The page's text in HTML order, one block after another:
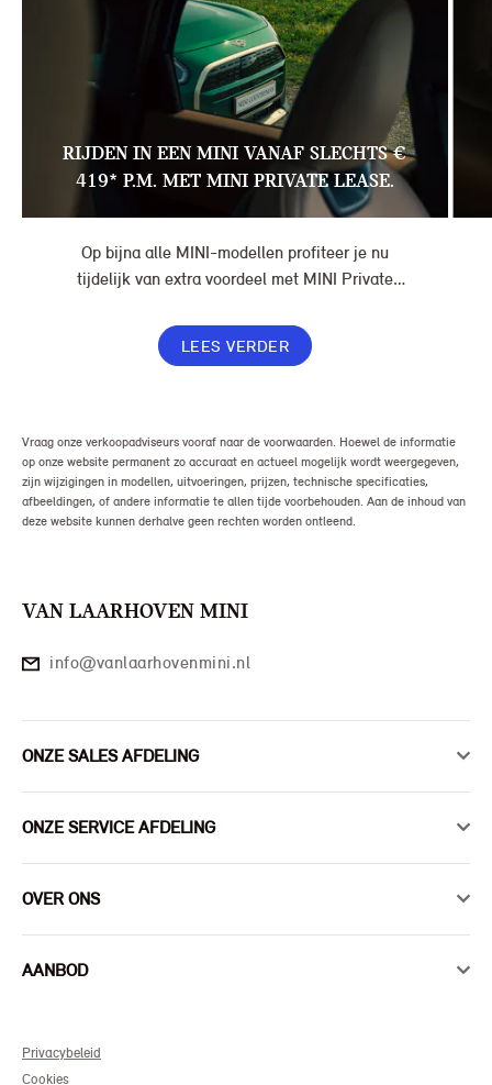
RIJDEN IN EEN MINI VANAF SLECHTS €
419* P.M. MET MINI PRIVATE LEASE.
Op bijna alle MINI-modellen profiteer je nu
tijdelijk van extra voordeel met MINI Private
maand, in plaats van € 449. Afhankelijk van de
uitvoering kan jouw voordeel nog verder oplopen.
LEES VERDER
Vraag onze verkoopadviseurs vooraf naar de voorwaarden. Hoewel de informatie
op onze website permanent zo accuraat en actueel mogelijk wordt weergegeven,
zijn wijzigingen in modellen, uitvoeringen, prijzen, technische specificaties,
afbeeldingen, of andere informatie te allen tijde voorbehouden. Aan de inhoud van
deze website kunnen derhalve geen rechten worden ontleend.
VAN LAARHOVEN MINI
info@vanlaarhovenmini.nl
ONZE SALES AFDELING
ONZE SERVICE AFDELING
OVER ONS
AANBOD
Privacybeleid
Cookies